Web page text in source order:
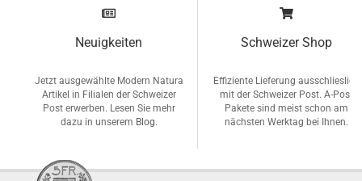
Neuigkeiten
Jetzt ausgewählte Modern Natura
Artikel in Filialen der Schweizer
Post erwerben. Lesen Sie mehr
dazu in unserem Blog.
Schweizer Shop
Effiziente Lieferung ausschlieslich
mit der Schweizer Post. A-Post
Pakete sind meist schon am
nächsten Werktag bei Ihnen.